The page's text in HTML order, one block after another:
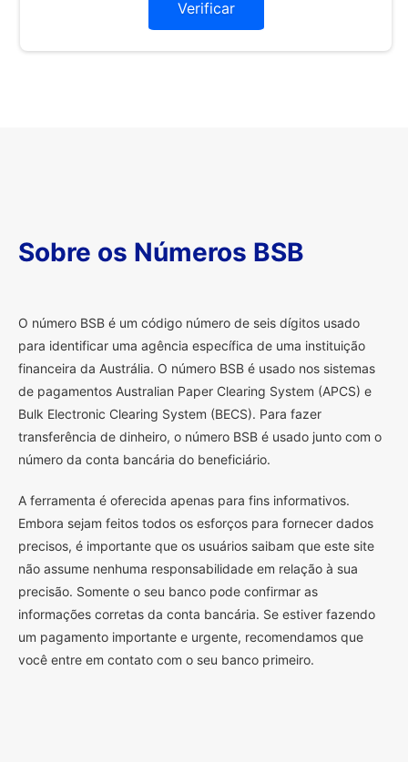
Verificar
Sobre os Números BSB
O número BSB é um código número de seis dígitos usado
para identificar uma agência específica de uma instituição
financeira da Austrália. O número BSB é usado nos sistemas
de pagamentos Australian Paper Clearing System (APCS) e
Bulk Electronic Clearing System (BECS). Para fazer
transferência de dinheiro, o número BSB é usado junto com o
número da conta bancária do beneficiário.
A ferramenta é oferecida apenas para fins informativos.
Embora sejam feitos todos os esforços para fornecer dados
precisos, é importante que os usuários saibam que este site
não assume nenhuma responsabilidade em relação à sua
precisão. Somente o seu banco pode confirmar as
informações corretas da conta bancária. Se estiver fazendo
um pagamento importante e urgente, recomendamos que
você entre em contato com o seu banco primeiro.